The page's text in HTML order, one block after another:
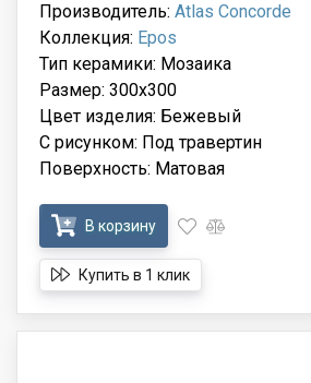
Производитель: Atlas Concorde
Коллекция: Epos
Тип керамики: Мозаика
Размер: 300x300
Цвет изделия: Бежевый
С рисунком: Под травертин
Поверхность: Матовая
В корзину
Купить в 1 клик